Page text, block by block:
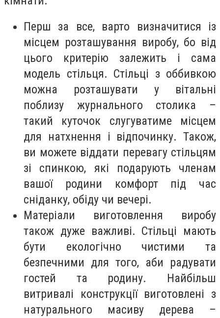
Перш за все, варто визначитися із
місцем розташування виробу, бо від
цього критерію залежить і сама
модель стільця. Стільці з оббивкою
можна розташувати у вітальні
поблизу журнального столика –
такий куточок слугуватиме місцем
для натхнення і відпочинку. Також,
ви можете віддати перевагу стільцям
зі спинкою, які подарують членам
вашої родини комфорт під час
сніданку, обіду чи вечері.
Матеріали виготовлення виробу
також дуже важливі. Стільці мають
бути екологічно чистими та
безпечними для того, аби радувати
гостей та родину. Найбільш
витривалі конструкції виготовлені з
натурального масиву дерева –